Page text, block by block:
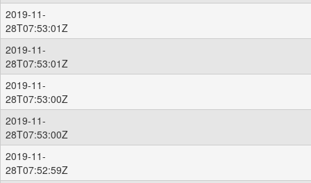
2019-11-
28T07:53:01Z
2019-11-
28T07:53:01Z
2019-11-
28T07:53:00Z
2019-11-
28T07:53:00Z
2019-11-
28T07:52:59Z